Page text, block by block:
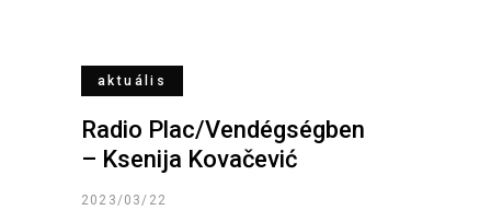
aktuális
Radio Plac/Vendégségben
– Ksenija Kovačević
2023/03/22